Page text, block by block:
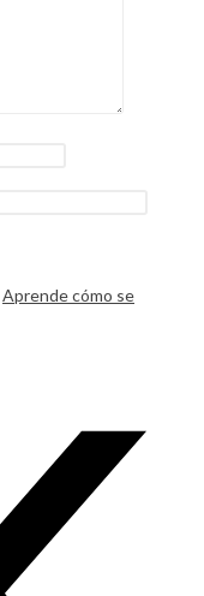
Aprende cómo se